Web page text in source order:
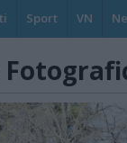
Sport VN